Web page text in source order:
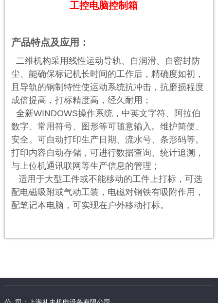
工控电脑控制箱
产品特点及应用：
二维机构采用线性运动导轨、自润滑、自密封防
尘、能确保标记机长时间的工作后，精确度如初，
且导轨的钢制特性使运动系统抗冲击，抗磨损程度
成倍提高，打标精度高，经久耐用；
全新WINDOWS操作系统，中英文字符、阿拉伯
数字、常用符号、图形等可随意输入。维护简便、
安全。可自动打印生产日期、流水号、条形码等。
打印内容自动存储，可进行数据查询、统计追溯，
与上位机通讯联网等生产信息的管理；
适用于大型工件或不能移动的工件上打标，可选
配电磁吸附或气动工装，电磁对钢铁有吸附作用，
配笔记本电脑，可实现在户外移动打标。